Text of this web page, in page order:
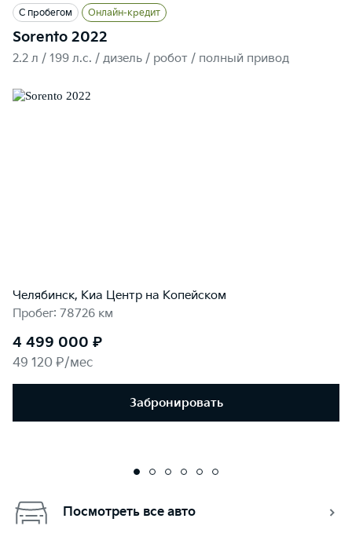
С пробегом Онлайн-кредит
Sorento 2022
2.2 л / 199 л.c. / дизель / робот / полный привод
Челябинск, Киа Центр на Копейском
Пробег: 78726 км
4 499 000 ₽
49 120 ₽/мес
Забронировать
Посмотреть все авто